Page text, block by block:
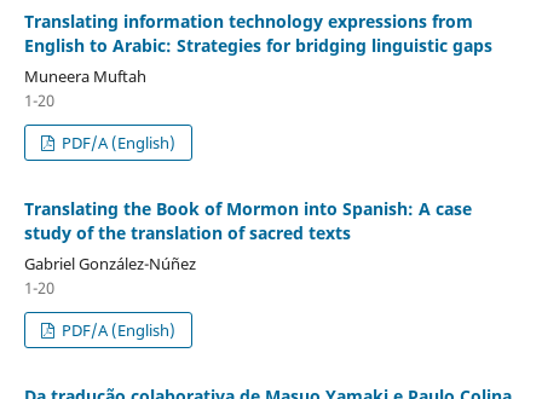
Translating information technology expressions from
English to Arabic: Strategies for bridging linguistic gaps
Muneera Muftah
1-20
PDF/A (English)
Translating the Book of Mormon into Spanish: A case
study of the translation of sacred texts
Gabriel González-Núñez
1-20
PDF/A (English)